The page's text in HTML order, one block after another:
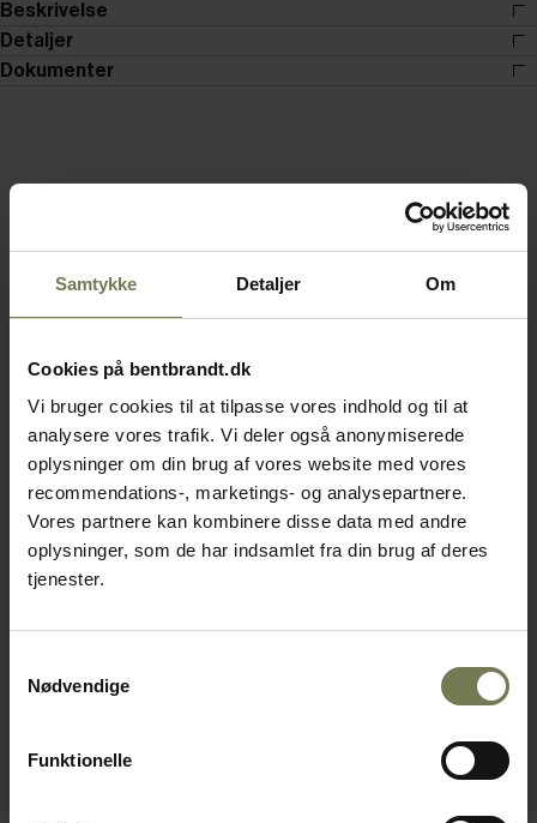
Samtykke Detaljer Om
Cookies på bentbrandt.dk
Vi bruger cookies til at tilpasse vores indhold og til at
analysere vores trafik. Vi deler også anonymiserede
oplysninger om din brug af vores website med vores
recommendations-, marketings- og analysepartnere.
Vores partnere kan kombinere disse data med andre
oplysninger, som de har indsamlet fra din brug af deres
tjenester.
Nødvendige
Funktionelle
Beskrivelse
Detaljer
Dokumenter